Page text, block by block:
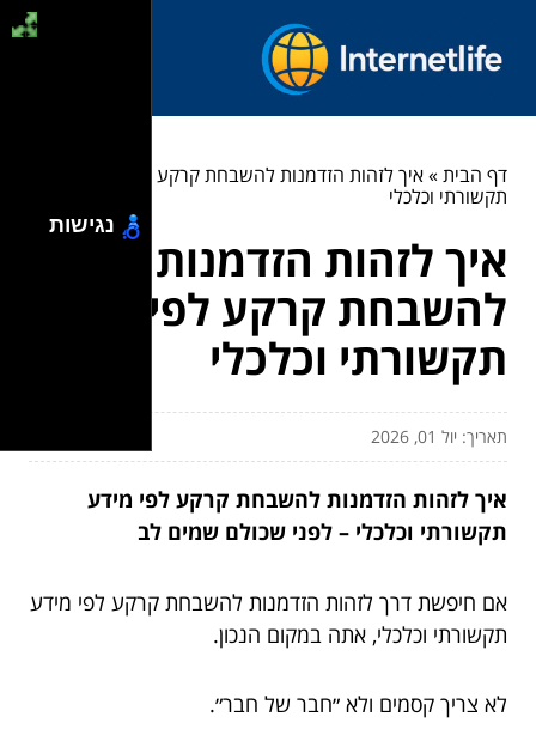
דף הבית»איך לזהות הזדמנות להשבחת קרקע לפי מידע
תקשורתי וכלכלי
איך לזהות הזדמנות
להשבחת קרקע לפי מידע
תקשורתי וכלכלי
תאריך: יול 01, 2026
איך לזהות הזדמנות להשבחת קרקע לפי מידע
תקשורתי וכלכלי – לפני שכולם שמים לב
אם חיפשת דרך לזהות הזדמנות להשבחת קרקע לפי מידע
תקשורתי וכלכלי, אתה במקום הנכון.
לא צריך קסמים ולא ״חבר של חבר״.
נגישות